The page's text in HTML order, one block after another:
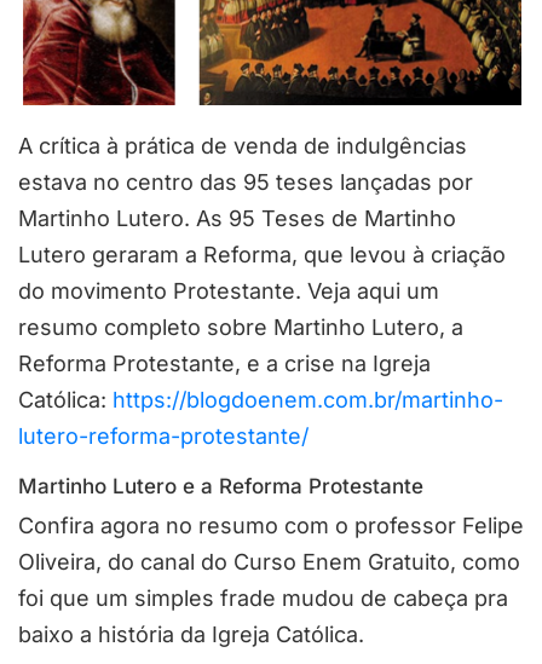
A crítica à prática de venda de indulgências
estava no centro das 95 teses lançadas por
Martinho Lutero. As 95 Teses de Martinho
Lutero geraram a Reforma, que levou à criação
do movimento Protestante. Veja aqui um
resumo completo sobre Martinho Lutero, a
Reforma Protestante, e a crise na Igreja
Católica: https://blogdoenem.com.br/martinho-
lutero-reforma-protestante/
Martinho Lutero e a Reforma Protestante
Confira agora no resumo com o professor Felipe
Oliveira, do canal do Curso Enem Gratuito, como
foi que um simples frade mudou de cabeça pra
baixo a história da Igreja Católica.